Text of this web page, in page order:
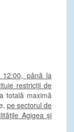
până la
restricții de
totală maximă
pe sectorul de
Agigea și